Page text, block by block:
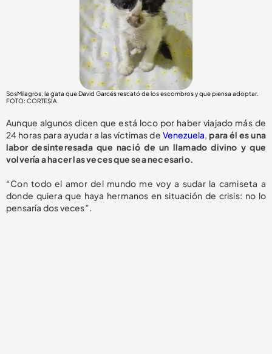
SosMilagros, la gata que David Garcés rescató de los escombros y que piensa adoptar.
FOTO: CORTESÍA.
Aunque algunos dicen que está loco por haber viajado más de
24 horas para ayudar a las víctimas de Venezuela,para él es una
labor desinteresada que nació de un llamado divino y que
volvería a hacer las veces que sea necesario.
“Con todo el amor del mundo me voy a sudar la camiseta a
donde quiera que haya hermanos en situación de crisis: no lo
pensaría dos veces”.